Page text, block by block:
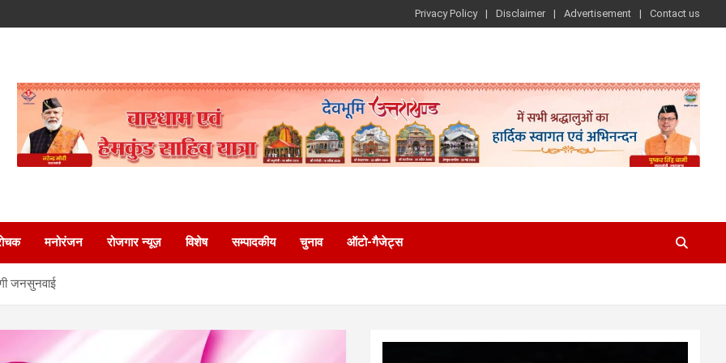
Privacy Policy Disclaimer Advertisement Contact us
मनोरंजन रोजगार न्यूज़ विशेष सम्पादकीय चुनाव ऑटो-गैजेट्स
जनसुनवाई